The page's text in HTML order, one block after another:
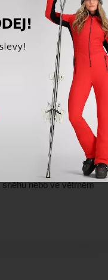
obvodem
spolehlivé držení i
bundě?
a studeného
a oceníte ho
nebo ve větrném